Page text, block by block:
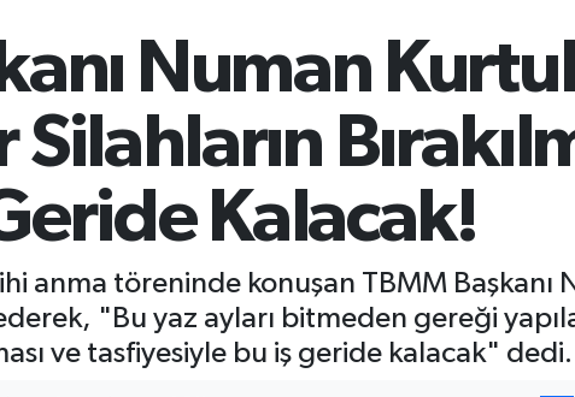
Numan
Kalacak!
anma töreninde konuşan TBMM Başkanı
"Bu yaz ayları bitmeden gereği
ve tasfiyesiyle bu iş geride kalacak" dedi.